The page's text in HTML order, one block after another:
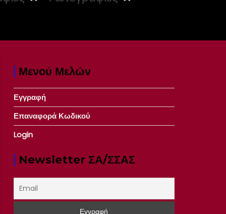
Μενού Μελών
Εγγραφή
Επαναφορά Κωδικού
Login
Newsletter ΣΑ/ΣΣΑΣ